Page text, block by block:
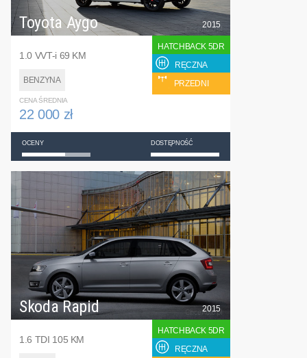
Toyota Aygo
1.0 VVT-i 69 KM
BENZYNA
2015
HATCHBACK 5DR
RĘCZNA
PRZEDNI
CENA ŚREDNIA
22 000 zł
OCENY DOSTĘPNOŚĆ
Skoda Rapid
1.6 TDI 105 KM
2015
HATCHBACK 5DR
RĘCZNA